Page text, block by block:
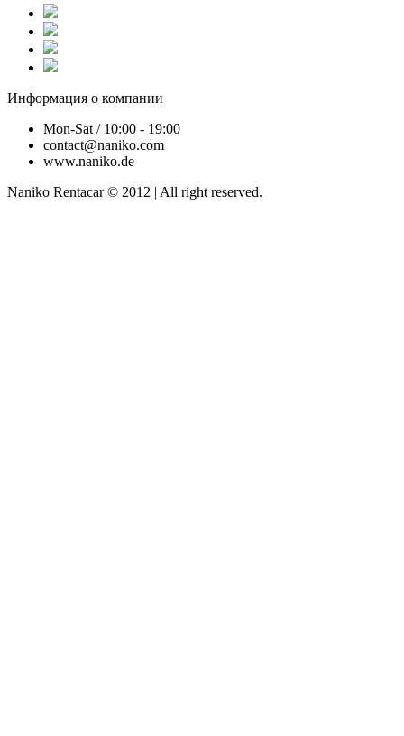
Информация о компании
Mon-Sat / 10:00 - 19:00
contact@naniko.com
www.naniko.de
Naniko Rentacar © 2012 | All right reserved.